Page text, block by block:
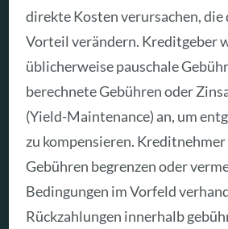
direkte Kosten verursachen,
Vorteil verändern. Kreditgeber
üblicherweise pauschale
berechnete Gebühren oder
(Yield-Maintenance) an, um
zu kompensieren. Kreditnehmer
Gebühren begrenzen oder
Bedingungen im Vorfeld
Rückzahlungen innerhalb